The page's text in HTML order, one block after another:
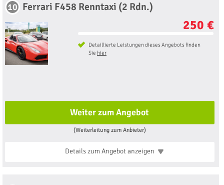
10 Ferrari F458 Renntaxi (2 Rdn.)
250 €
Detaillierte Leistungen dieses Angebots finden
Sie hier
Weiter zum Angebot
(Weiterleitung zum Anbieter)
Details zum Angebotanzeigen